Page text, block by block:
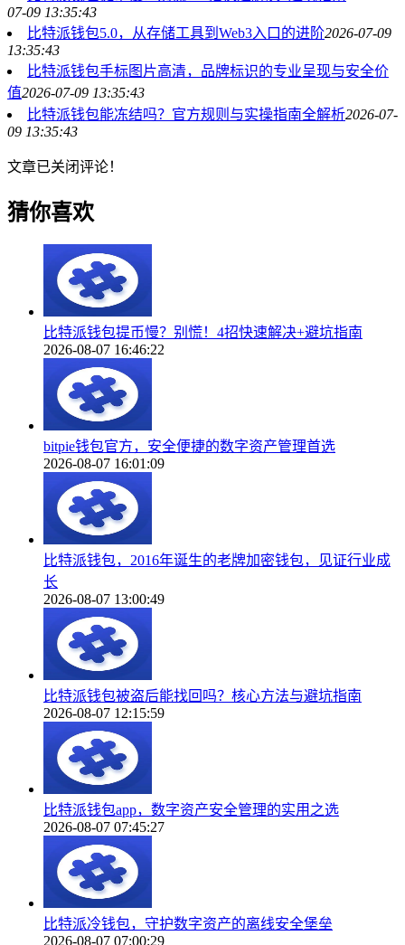
07-09 13:35:43
比特派钱包5.0，从存储工具到Web3入口的进阶2026-07-09
13:35:43
比特派钱包手标图片高清，品牌标识的专业呈现与安全价
值2026-07-09 13:35:43
比特派钱包能冻结吗？官方规则与实操指南全解析2026-07-
09 13:35:43
文章已关闭评论！
猜你喜欢
比特派钱包提币慢？别慌！4招快速解决+避坑指南
2026-08-07 16:46:22
bitpie钱包官方，安全便捷的数字资产管理首选
2026-08-07 16:01:09
比特派钱包，2016年诞生的老牌加密钱包，见证行业成
长
2026-08-07 13:00:49
比特派钱包被盗后能找回吗？核心方法与避坑指南
2026-08-07 12:15:59
比特派钱包app，数字资产安全管理的实用之选
2026-08-07 07:45:27
比特派冷钱包，守护数字资产的离线安全堡垒
2026-08-07 07:00:29